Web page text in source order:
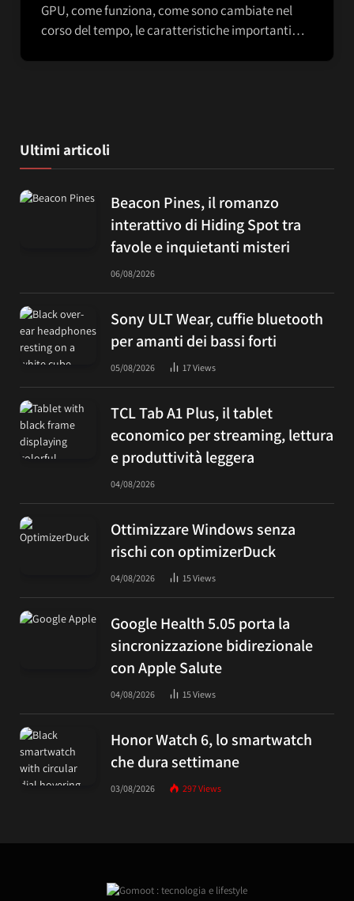
GPU, come funziona, come sono cambiate nel
corso del tempo, le caratteristiche importanti…
Ultimi articoli
Beacon Pines, il romanzo
interattivo di Hiding Spot tra
favole e inquietanti misteri
06/08/2026
Sony ULT Wear, cuffie bluetooth
per amanti dei bassi forti
05/08/2026 17Views
TCL Tab A1 Plus, il tablet
economico per streaming, lettura
e produttività leggera
04/08/2026
Ottimizzare Windows senza
rischi con optimizerDuck
04/08/2026 15Views
Google Health 5.05 porta la
sincronizzazione bidirezionale
con Apple Salute
04/08/2026 15Views
Honor Watch 6, lo smartwatch
che dura settimane
03/08/2026 297Views